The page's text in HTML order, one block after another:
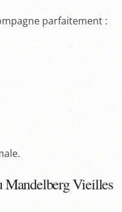
parfaitement :
Mandelberg Vieilles